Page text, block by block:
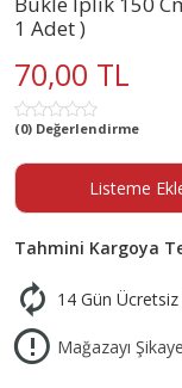
1 Adet )
70,00 TL
(0) Değerlendirme
Listeme
Tahmini Kargoya
14 Gün
Mağazayı